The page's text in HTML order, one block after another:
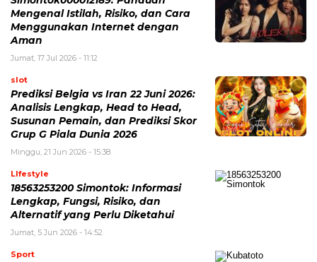
Mengenal Istilah, Risiko, dan Cara
Menggunakan Internet dengan
Aman
Jumat, 17 Jul 2026 - 11:12
slot
Prediksi Belgia vs Iran 22 Juni 2026:
Analisis Lengkap, Head to Head,
Susunan Pemain, dan Prediksi Skor
Grup G Piala Dunia 2026
Minggu, 21 Jun 2026 - 15:38
LIfestyle
18563253200 Simontok: Informasi
Lengkap, Fungsi, Risiko, dan
Alternatif yang Perlu Diketahui
Jumat, 5 Jun 2026 - 14:52
Sport